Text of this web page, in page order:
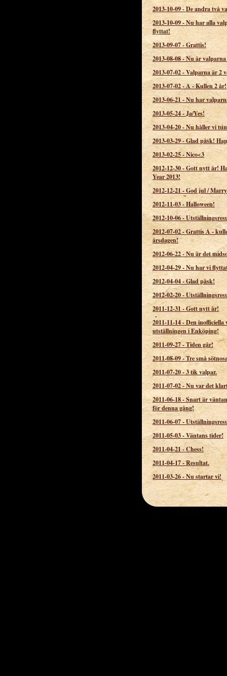
2013-10-09-De andra två
2013-10-09-Nu har alla
flyttat!
2013-09-07-Grattis!
2013-08-08-Nu är
2013-07-02-Valparna är 2
2013-07-02-A - Kullen 2 år!
2013-06-21-Nu har
2013-05-24-Ja/Yes!
2013-04-20-Nu håller vi
2013-03-29-Glad påsk!
2013-02-25-Nico<3
2012-12-30-Gott nytt år!
Year 2013!
2012-12-21-God jul /
2012-11-03-Halloween!
2012-10-06-
2012-07-02-Grattis A -
årsdagen!
2012-06-22-Nu är det
2012-04-29-Nu har vi
2012-04-04-Glad påsk!
2012-02-20-
2011-12-31-Gott nytt år!
2011-11-14-Den inofficiella
utställningen i Enköping!
2011-09-27-Tiden går!
2011-08-09-Tre små
2011-07-20-3 tik valpar.
2011-07-02-Nu var det
2011-06-18-Snart är
för denna gång!
2011-06-07-
2011-05-03-Väntans tider!
2011-04-21-Chess!
2011-04-17-Resultat.
2011-03-26-Nu startar vi!